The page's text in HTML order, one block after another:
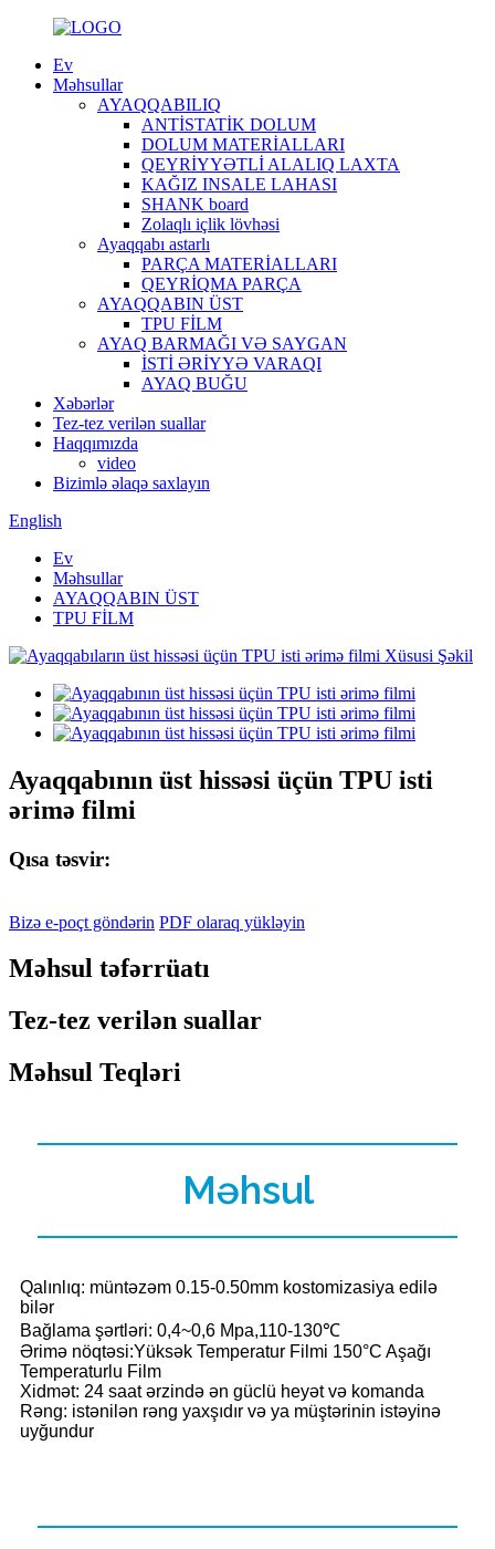
Ev
Məhsullar
AYAQQABILIQ
ANTİSTATİK DOLUM
DOLUM MATERİALLARI
QEYRİYYƏTLİ ALALIQ LAXTA
KAĞIZ INSALE LAHASI
SHANK board
Zolaqlı içlik lövhəsi
Ayaqqabı astarlı
PARÇA MATERİALLARI
QEYRİQMA PARÇA
AYAQQABIN ÜST
TPU FİLM
AYAQ BARMAĞI VƏ SAYGAN
İSTİ ƏRİYYƏ VARAQI
AYAQ BUĞU
Xəbərlər
Tez-tez verilən suallar
Haqqımızda
video
Bizimlə əlaqə saxlayın
English
Ev
Məhsullar
AYAQQABIN ÜST
TPU FİLM
Ayaqqabının üst hissəsi üçün TPU isti
ərimə filmi
Qısa təsvir:
Bizə e-poçt göndərin PDF olaraq yükləyin
Məhsul təfərrüatı
Tez-tez verilən suallar
Məhsul Teqləri
Məhsul
Qalınlıq: müntəzəm 0.15-0.50mm kostomizasiya edilə
bilər
Bağlama şərtləri: 0,4~0,6 Mpa,110-130℃
Ərimə nöqtəsi:Yüksək Temperatur Filmi 150°C Aşağı
Temperaturlu Film
Xidmət: 24 saat ərzində ən güclü heyət və komanda
Rəng: istənilən rəng yaxşıdır və ya müştərinin istəyinə
uyğundur